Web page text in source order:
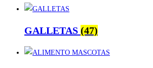
GALLETAS (47)